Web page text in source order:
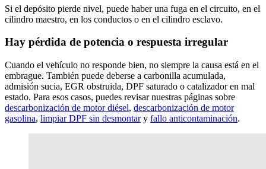
Si el depósito pierde nivel, puede haber una fuga en el circuito, en el
cilindro maestro, en los conductos o en el cilindro esclavo.
Hay pérdida de potencia o respuesta irregular
Cuando el vehículo no responde bien, no siempre la causa está en el
embrague. También puede deberse a carbonilla acumulada,
admisión sucia, EGR obstruida, DPF saturado o catalizador en mal
estado. Para esos casos, puedes revisar nuestras páginas sobre
descarbonización de motor diésel, descarbonización de motor
gasolina, limpiar DPF sin desmontary fallo anticontaminación.